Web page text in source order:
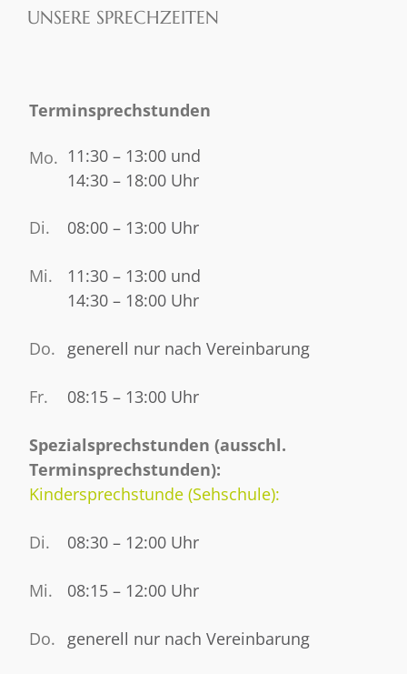
UNSERE SPRECHZEITEN
Terminsprechstunden
Mo. 11:30 – 13:00 und
14:30 – 18:00 Uhr
Di. 08:00 – 13:00 Uhr
Mi.
11:30 – 13:00 und
14:30 – 18:00 Uhr
Do. generell nur nach Vereinbarung
Fr. 08:15 – 13:00 Uhr
Spezialsprechstunden (ausschl.
Terminsprechstunden):
Kindersprechstunde (Sehschule):
Di. 08:30 – 12:00 Uhr
Mi. 08:15 – 12:00 Uhr
Do. generell nur nach Vereinbarung